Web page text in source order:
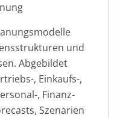
und
Abgebildet
, Einkaufs-,
, Finanz-
Szenarien